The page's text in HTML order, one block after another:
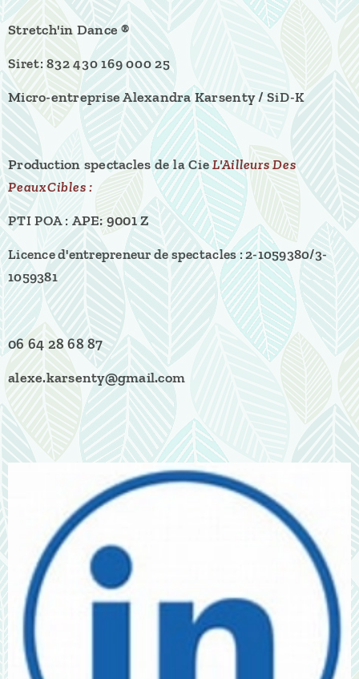
Stretch'in Dance ®
Siret: 832 430 169 000 25
Micro-entreprise Alexandra Karsenty / SiD-K
Production spectaclesde laCieL'Ailleurs Des
PeauxCibles :
PTI POA : APE: 9001 Z
Licence d'entrepreneur de spectacles :2-1059380/3-
1059381
06 64 28 68 87
alexe.karsenty@gmail.com